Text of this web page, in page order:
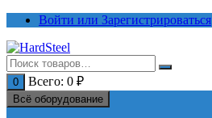
Перейти
содержимому
Войти или Зарегистрироваться
0 Всего: 0 ₽
Всё оборудование